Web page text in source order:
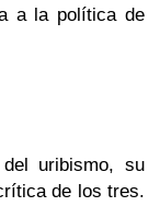
a la política de
uribismo, su
de los tres.